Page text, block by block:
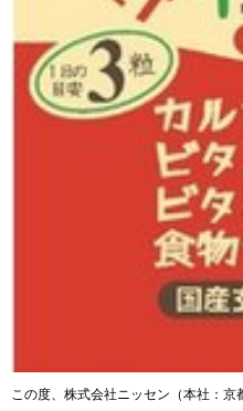
この度、株式会社ニッセン（本社：京